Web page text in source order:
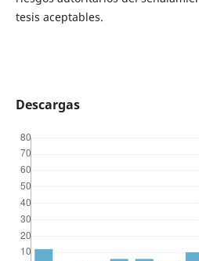
tesis aceptables.
Descargas